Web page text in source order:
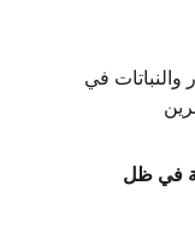
في
في ظل